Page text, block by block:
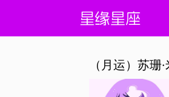
（月运）苏